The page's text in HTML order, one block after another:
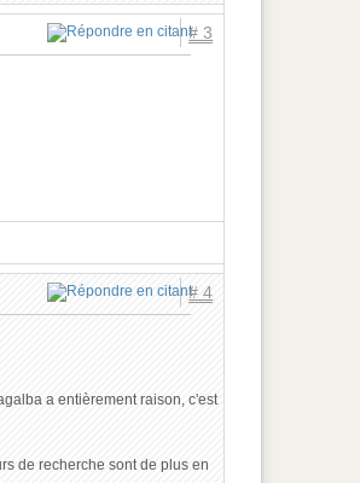
# 3
# 4
a entièrement raison, c'est
de recherche sont de plus en